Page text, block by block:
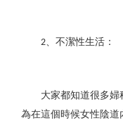
2、不潔性生活：
大家都知道很多婦
為在這個時候女性陰